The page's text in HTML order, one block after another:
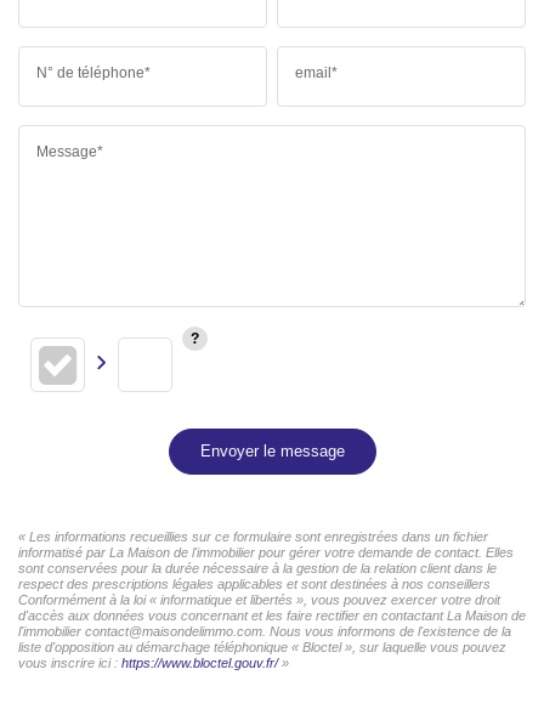
N° de téléphone* email*
Message*
Envoyer le message
« Les informations recueillies sur ce formulaire sont enregistrées dans un fichier
informatisé par La Maison de l'immobilier pour gérer votre demande de contact. Elles
sont conservées pour la durée nécessaire à la gestion de la relation client dans le
respect des prescriptions légales applicables et sont destinées à nos conseillers
Conformément à la loi « informatique et libertés », vous pouvez exercer votre droit
d'accès aux données vous concernant et les faire rectifier en contactant La Maison de
l'immobilier contact@maisondelimmo.com. Nous vous informons de l'existence de la
liste d'opposition au démarchage téléphonique « Bloctel », sur laquelle vous pouvez
vous inscrire ici : https://www.bloctel.gouv.fr/»